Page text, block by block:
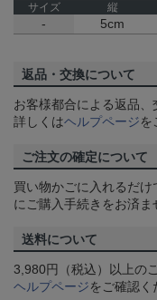
サイズ 縦
- 5cm
返品・交換について
お客様都合による返品、
詳しくはヘルプページを
ご注文の確定について
買い物かごに入れるだ
にご購入手続きをお済ま
送料について
3,980円（税込）以上の
ヘルプページをご確認く